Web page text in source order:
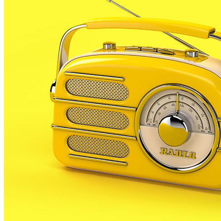
A principis d’aquesta setmana CiU de Malgrat de Mar
sortia al pas de les informacions que anunciaven el
tancament del servei d’urgències nocturnes al Cap
de Malgrat, assegurant que la Conselleria de Salut no
havia fet pública cap decisió oficial. Ara però, la
federació ha donat per fet el tancament i a través
d’un comunicat ha assegurat que la reorganització
del servei d’urgències comportarà una gestió més
El regidor i portaveu adjunt dels nacionalistes a
Malgrat, Jofre Serret, nega que hi hagi retallades i
assegura que el govern preveu reorganitzar el servei
incorporant atenció domiciliària, pel qual els malalts